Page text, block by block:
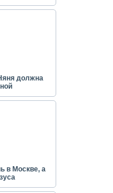
должна
в Москве, а